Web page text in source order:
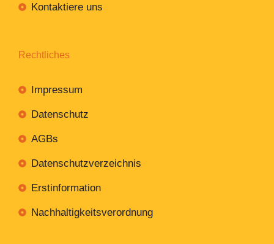
Kontaktiere uns
Rechtliches
Impressum
Datenschutz
AGBs
Datenschutzverzeichnis
Erstinformation
Nachhaltigkeitsverordnung